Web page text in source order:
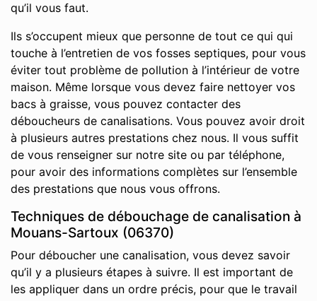
qu’il vous faut.
Ils s’occupent mieux que personne de tout ce qui qui
touche à l’entretien de vos fosses septiques, pour vous
éviter tout problème de pollution à l’intérieur de votre
maison. Même lorsque vous devez faire nettoyer vos
bacs à graisse, vous pouvez contacter des
déboucheurs de canalisations. Vous pouvez avoir droit
à plusieurs autres prestations chez nous. Il vous suffit
de vous renseigner sur notre site ou par téléphone,
pour avoir des informations complètes sur l’ensemble
des prestations que nous vous offrons.
Techniques de débouchage de canalisation à
Mouans-Sartoux (06370)
Pour déboucher une canalisation, vous devez savoir
qu’il y a plusieurs étapes à suivre. Il est important de
les appliquer dans un ordre précis, pour que le travail